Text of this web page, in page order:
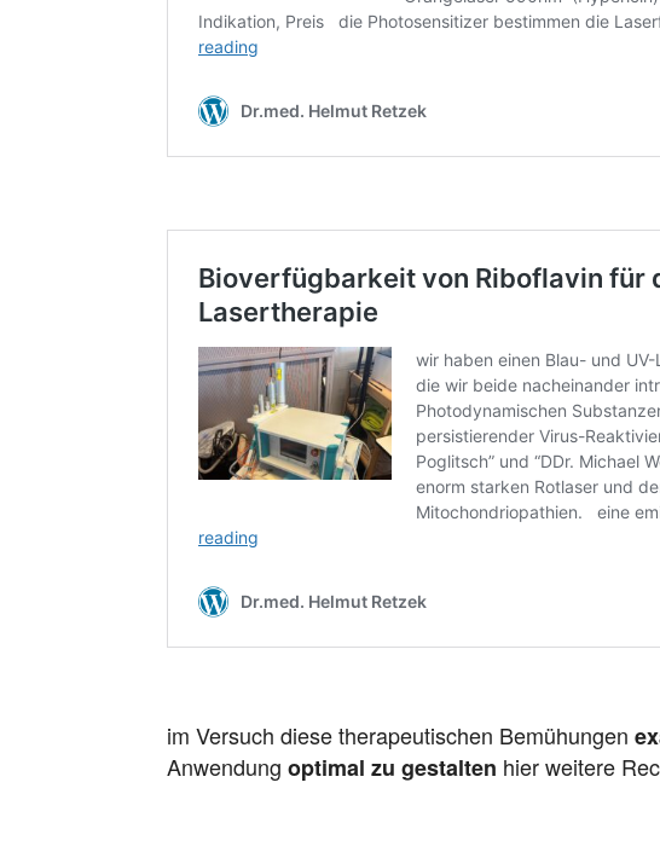
im Versuch diese therapeutischen Bemühungen
Anwendung optimal zu gestalten hier weitere